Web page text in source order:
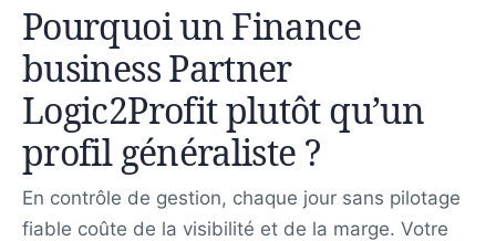
Pourquoi un Finance
business Partner
Logic2Profit plutôt qu’un
profil généraliste ?
En contrôle de gestion, chaque jour sans pilotage
fiable coûte de la visibilité et de la marge. Votre